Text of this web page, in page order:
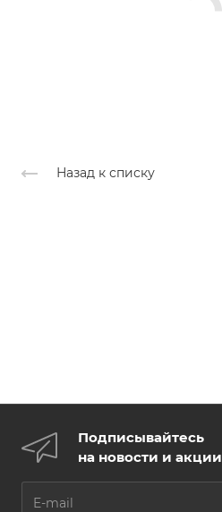
Назад к списку
Подписывайтесь
на новости и акции